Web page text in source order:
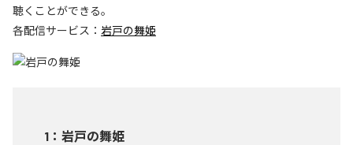
聴くことができる。
各配信サービス： 岩戸の舞姫
1 ： 岩戸の舞姫